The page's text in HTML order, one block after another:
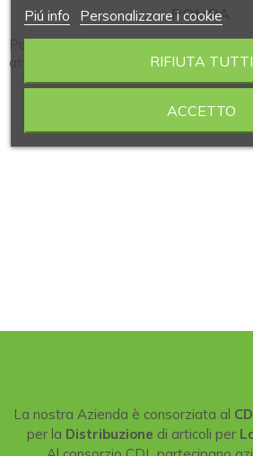
POMPA
Pompa da vuoto in vetro aspirante a
attacchi portagomma
La nostra Azienda è consorziata al
per la Distribuzione di articoli per
Piú info Personalizzare i cookie
RIFIUTA TUTTI
ACCETTO